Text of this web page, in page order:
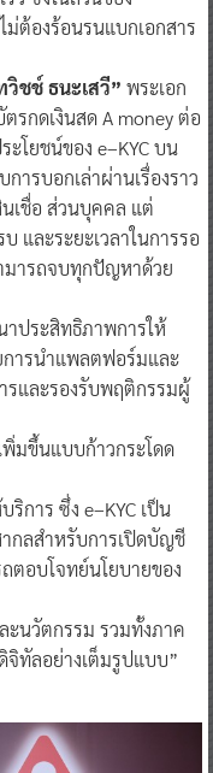
ต้องร้อนรนแบกเอกสาร
วิชช์ ธนะเสวี” พระเอก
รกดเงินสด A money ต่อ
โยชน์ของ e–KYC บน
ารบอกเล่าผ่านเรื่องราว
เชื่อ ส่วนบุคคล แต่
และระยะเวลาในการรอ
มารถจบทุกปัญหาด้วย
ประสิทธิภาพการให้
การนำแพลตฟอร์มและ
รและรองรับพฤติกรรมผู้
มขึ้นแบบก้าวกระโดด
การ ซึ่ง e–KYC เป็น
กลสำหรับการเปิดบัญชี
ตอบโจทย์นโยบายของ
ะนวัตกรรม รวมทั้งภาค
จิทัลอย่างเต็มรูปแบบ”